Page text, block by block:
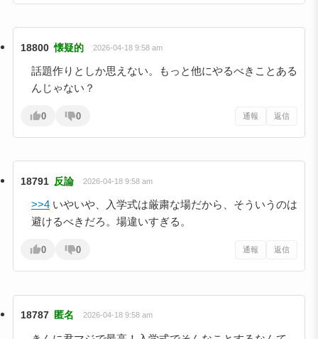
18800 懐疑的 2026-04-18 9:58 am
話題作りとしか思えない。もっと他にやるべきことある
んじゃない？
0 0 通報 返信
18791 反論 2026-04-18 9:58 am
>>4いやいや、入学式は厳粛な場だから、そういうのは
避けるべきだろ。場違いすぎる。
0 0 通報 返信
18787 匿名 2026-04-18 9:58 am